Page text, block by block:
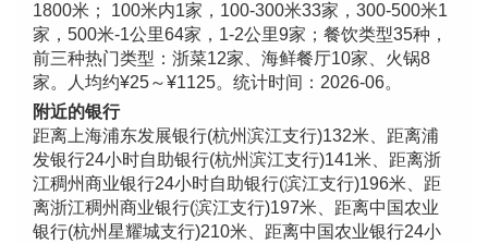
1800米； 100米内1家，100-300米33家，300-500米1
家，500米-1公里64家，1-2公里9家；餐饮类型35种，
前三种热门类型：浙菜12家、海鲜餐厅10家、火锅8
家。人均约¥25～¥1125。统计时间：2026-06。
附近的银行
距离上海浦东发展银行(杭州滨江支行)132米、距离浦
发银行24小时自助银行(杭州滨江支行)141米、距离浙
江稠州商业银行24小时自助银行(滨江支行)196米、距
离浙江稠州商业银行(滨江支行)197米、距离中国农业
银行(杭州星耀城支行)210米、距离中国农业银行24小